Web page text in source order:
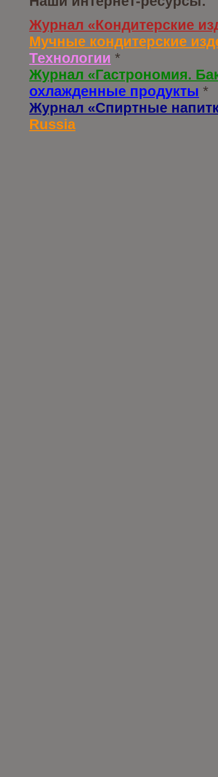
Журнал «Кондитерские
Мучные кондитерские
Технологии *
Журнал «Гастрономия.
охлажденные продукты *
Журнал «Спиртные
Russia